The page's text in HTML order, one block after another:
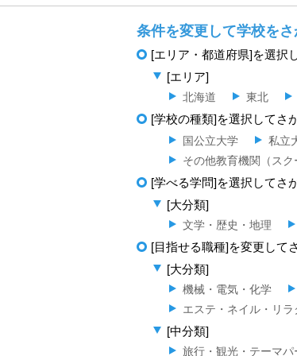
条件を変更して学校をさ
[エリア・都道府県]を選択
[エリア]
北海道 東北
[学校の種類]を選択してさ
国公立大学 私立
その他教育機関（スク
[学べる学問]を選択してさ
[大分類]
文学・歴史・地理
[目指せる職種]を変更して
[大分類]
機械・電気・化学
エステ・ネイル・リ
[中分類]
旅行・観光・テーマパ